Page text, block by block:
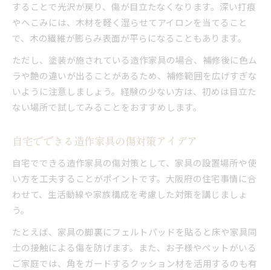
することで光沢が戻り、傷が目立たなくなります。深い打痕
やへこみには、木材を軽く湿らせてアイロンを当てること
で、木の繊維が膨らみ表面が平らになることもあります。
ただし、塗装が施されている造作家具の場合、補修後に色ム
ラや艶の違いが出ることがあるため、補修範囲を広げすぎな
いように注意しましょう。経験の少ない方は、初めは目立た
ない場所で試してみることをおすすめします。
自宅でできる造作家具の傷対策アイデア
自宅でできる造作家具の傷対策として、家具の設置場所や使
い方を工夫することがポイントです。大阪府の住宅事情に合
わせて、生活動線や家族構成を考慮した対策を講じましょ
う。
たとえば、家具の脚裏にフェルトパッドを貼ると床や家具同
士の接触による傷を防げます。また、お子様やペットがいる
ご家庭では、角をガードするクッション材を活用するのも有